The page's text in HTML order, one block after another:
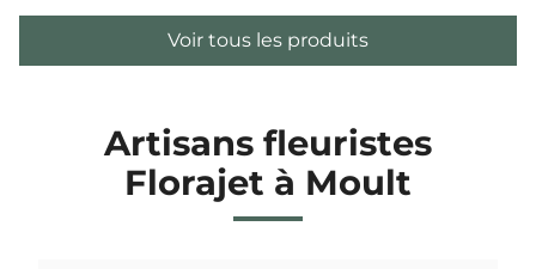
Voir tous les produits
Artisans fleuristes
Florajet à Moult